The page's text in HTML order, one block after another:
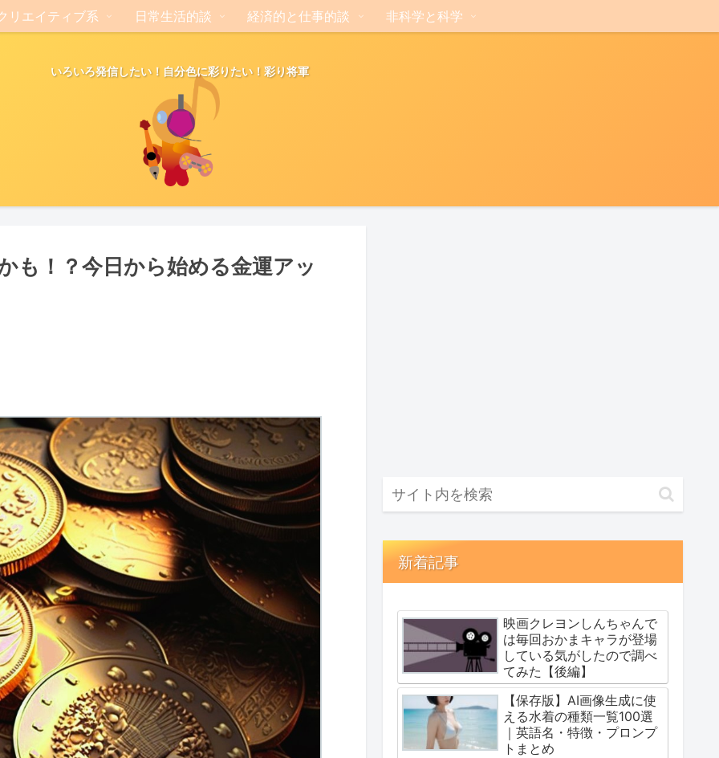
いろいろ発信したい！自分色に彩りたい！彩り将軍
リエイティブ系 日常生活的談 経済的と仕事的談 非科学と科学
も！？今日から始める金運アッ
新着記事
映画クレヨンしんちゃんで
は毎回おかまキャラが登場
している気がしたので調べ
てみた【後編】
【保存版】AI画像生成に使
える水着の種類一覧100選
｜英語名・特徴・プロンプ
トまとめ